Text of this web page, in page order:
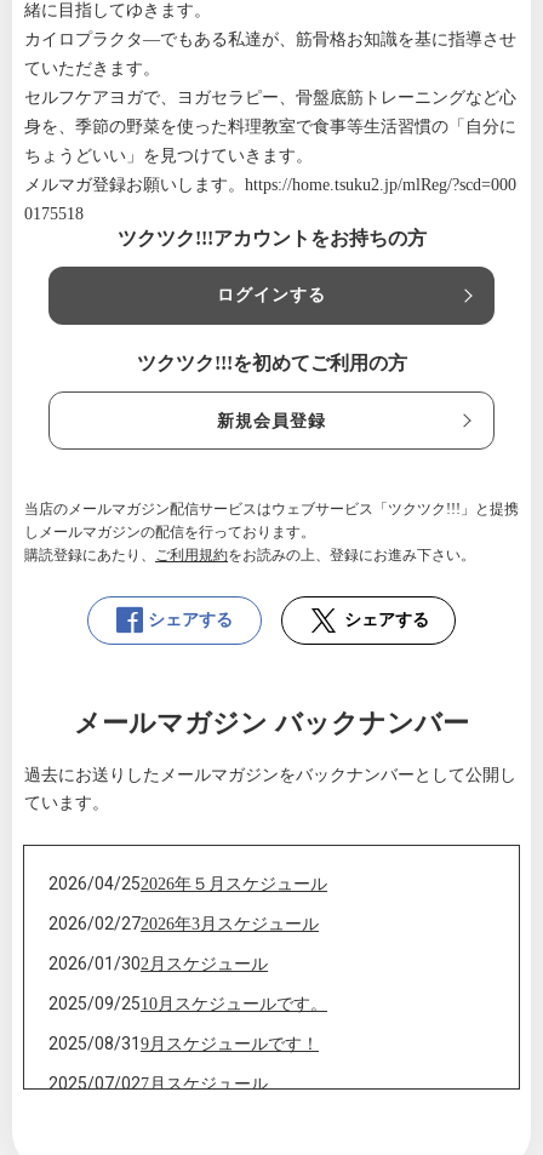
緒に目指してゆきます。
カイロプラクタ―でもある私達が、筋骨格お知識を基に指導させ
ていただきます。
セルフケアヨガで、ヨガセラピー、骨盤底筋トレーニングなど心
身を、季節の野菜を使った料理教室で食事等生活習慣の「自分に
ちょうどいい」を見つけていきます。
メルマガ登録お願いします。 https://home.tsuku2.jp/mlReg/?scd=000
0175518
ツクツク!!!アカウントをお持ちの方
ログインする
ツクツク!!!を初めてご利用の方
新規会員登録
当店のメールマガジン配信サービスはウェブサービス「ツクツク!!!」と提携
しメールマガジンの配信を行っております。
購読登録にあたり、 ご利用規約をお読みの上、登録にお進み下さい。
シェアする シェアする
メールマガジン バックナンバー
過去にお送りしたメールマガジンをバックナンバーとして公開し
ています。
2026/04/252026年５月スケジュール
2026/02/272026年3月スケジュール
2026/01/302月スケジュール
2025/09/2510月スケジュールです。
2025/08/31 9月スケジュールです！
2025/07/027月スケジュール